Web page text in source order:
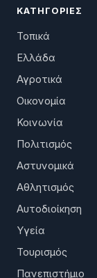
ΚΑΤΗΓΟΡΊΕΣ
Τοπικά
Ελλάδα
Αγροτικά
Οικονομία
Κοινωνία
Πολιτισμός
Αστυνομικά
Αθλητισμός
Αυτοδιοίκηση
Υγεία
Τουρισμός
Πανεπιστήμιο